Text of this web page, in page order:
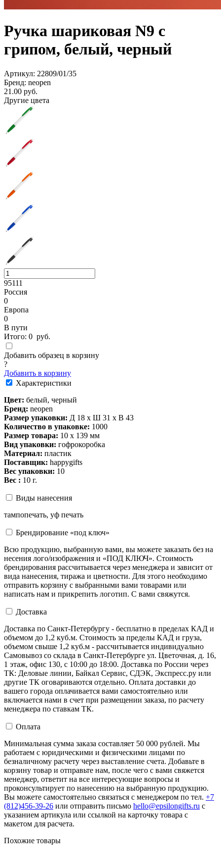
Ручка шариковая N9 с
грипом, белый, черный
Артикул: 22809/01/35
Бренд: neopen
21.00 руб.
Другие цвета
95111
Россия
0
Европа
0
В пути
Итого: 0 руб.
Добавить образец в корзину
?
Добавить в корзину
Характеристики
Цвет: белый, черный
Бренд: neopen
Размер упаковки: Д 18 x Ш 31 x В 43
Количество в упаковке: 1000
Размер товара: 10 х 139 мм
Вид упаковки: гофрокоробка
Материал: пластик
Поставщик: happygifts
Вес упаковки: 10
Вес : 10 г.
Виды нанесения
тампопечать, уф печать
Брендирование «под ключ»
Всю продукцию, выбранную вами, вы можете заказать без на
несения лого/изображения и «ПОД КЛЮЧ». Стоимость
брендирования рассчитывается через менеджера и зависит от
вида нанесения, тиража и цветности. Для этого необходимо
отправить корзину с выбранными вами товарами или
написать нам и прикрепить логотип. С вами свяжутся.
Доставка
Доставка по Санкт-Петербургу - бесплатно в пределах КАД и
объемом до 1,2 куб.м. Стоимость за пределы КАД и груза,
объемом свыше 1,2 куб.м - рассчитывается индивидуально
Самовывоз со склада в Санкт-Петербурге ул. Цветочная, д. 16,
1 этаж, офис 130, с 10:00 до 18:00. Доставка по России через
ТК: Деловые линии, Байкал Сервис, СДЭК, Экспресс.ру или
другие ТК оговариваются отдельно. Оплата доставки до
вашего города оплачивается вами самостоятельно или
включается нами в счет при размещении заказа, по расчету
менеджера по ставкам ТК.
Оплата
Минимальная сумма заказа составляет 50 000 рублей. Мы
работаем с юридическими и физическими лицами по
безналичному расчету через выставление счета. Добавьте в
корзину товар и отправьте нам, после чего с вами свяжется
менеджер, ответит на все интересующие вопросы и
проконсультирует по нанесению на выбранную продукцию.
Вы можете самостоятельно связаться с менеджером по тел. +7
(812)456-39-26 или отправить письмо hello@epsilongifts.ru с
указанием артикула или ссылкой на карточку товара с
макетом для расчета.
Похожие товары